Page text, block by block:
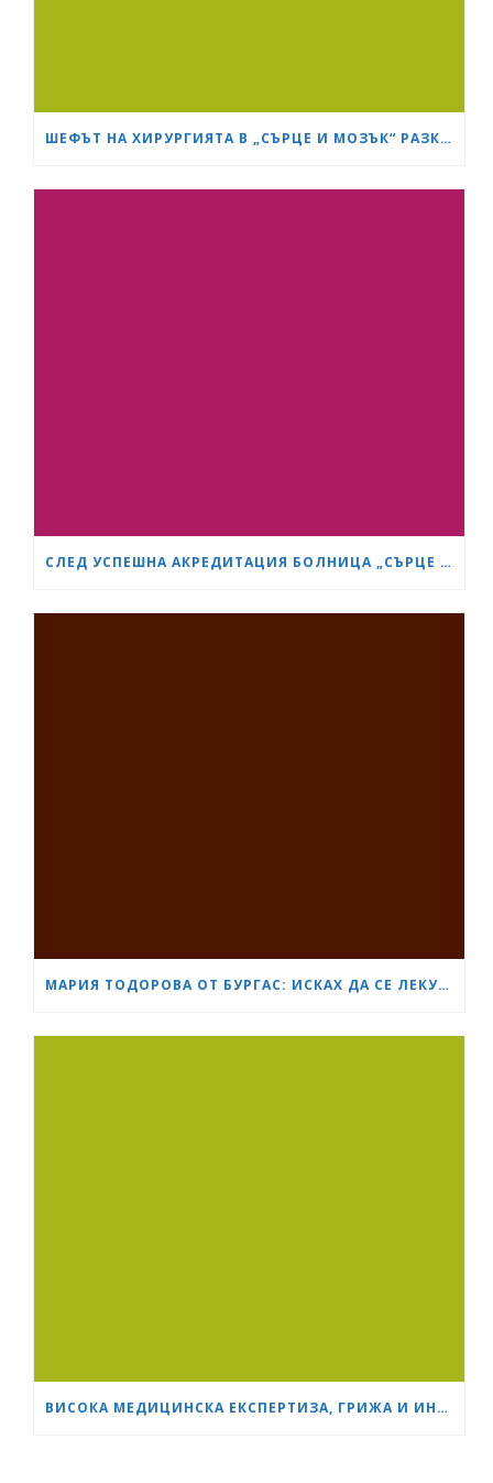
ШЕФЪТ НА ХИРУРГИЯТА В „СЪРЦЕ И МОЗЪК“ РАЗКРИ КАК СА ИЗТРЪГНАЛИ ОТ СМЪРТТА ОЦЕЛЕЛИЯ ОТ КАСАПНИЦАТА НА „ТРАКИЯ“
СЛЕД УСПЕШНА АКРЕДИТАЦИЯ БОЛНИЦА „СЪРЦЕ И МОЗЪК“ СТАНА GESEA DIPLOMA CENTER
МАРИЯ ТОДОРОВА ОТ БУРГАС: ИСКАХ ДА СЕ ЛЕКУВАМ ПРИ ЛЕКАРЯ, НА КОГОТО ВЯРВАМ, НО АДМИНИСТРАТИВНО ЗАБАВЯНЕ НЕ МИ ПОЗВОЛИ
ВИСОКА МЕДИЦИНСКА ЕКСПЕРТИЗА, ГРИЖА И ИНОВАЦИИ – ,МАМА И АЗ’ ОТБЕЛЯЗВА СВОЯТА ТРЕТА ГОДИШНИНА